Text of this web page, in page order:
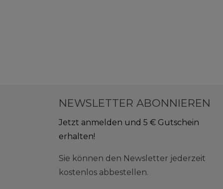
NEWSLETTER ABONNIEREN
Jetzt anmelden und 5 € Gutschein
erhalten!
Sie können den Newsletter jederzeit
kostenlos abbestellen.